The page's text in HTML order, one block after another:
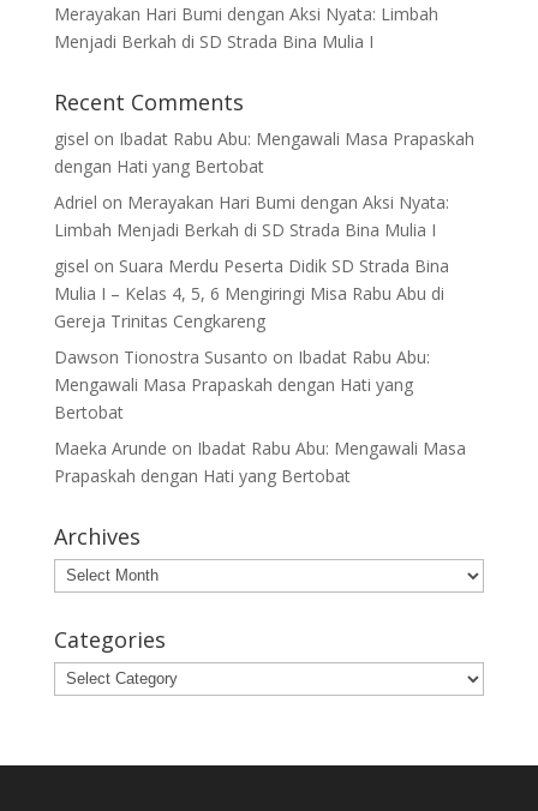
Merayakan Hari Bumi dengan Aksi Nyata: Limbah
Menjadi Berkah di SD Strada Bina Mulia I
Recent Comments
gisel on Ibadat Rabu Abu: Mengawali Masa Prapaskah
dengan Hati yang Bertobat
Adriel on Merayakan Hari Bumi dengan Aksi Nyata:
Limbah Menjadi Berkah di SD Strada Bina Mulia I
gisel on Suara Merdu Peserta Didik SD Strada Bina
Mulia I – Kelas 4, 5, 6 Mengiringi Misa Rabu Abu di
Gereja Trinitas Cengkareng
Dawson Tionostra Susanto on Ibadat Rabu Abu:
Mengawali Masa Prapaskah dengan Hati yang
Bertobat
Maeka Arunde on Ibadat Rabu Abu: Mengawali Masa
Prapaskah dengan Hati yang Bertobat
Archives
Archives
Categories
Categories